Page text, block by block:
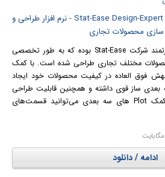
محصول قدرتمند شرکت Stat-Ease بوده که به طور تخصصی
مختلف تجاری طراحی شده است. با کمک
فوق العاده در کیفیت محصولات خود ایجاد
سه بعدی ساز قوی داشته و همچنین قابلیت طراحی
دو بعدی را نیز داراست، به کمک Plot های سه بعدی می‌توانید قسمت‌های
ادامه / دانلود